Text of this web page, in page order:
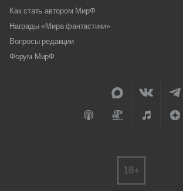
Как стать автором МирФ
Награды «Мира фантастики»
Вопросы редакции
Форум МирФ
18+